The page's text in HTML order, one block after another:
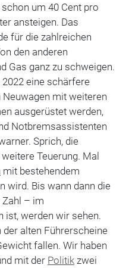
um 40 Cent pro
ansteigen. Das
für die zahlreichen
den anderen
Gas ganz zu schweigen.
eine schärfere
Neuwagen mit weiteren
ausgerüstet werden,
Notbremsassistenten
Sprich, die
Teuerung. Mal
mit bestehendem
wird. Bis wann dann die
– im
ist, werden wir sehen.
alten Führerscheine
fallen. Wir haben
mit der Politikzwei